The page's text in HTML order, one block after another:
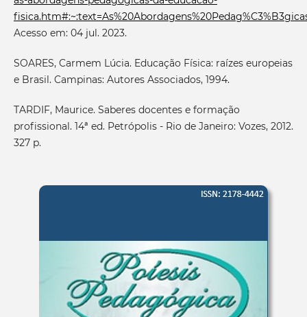
Acesso em: 04 jul. 2023.
SOARES, Carmem Lúcia. Educação Física: raízes europeias
e Brasil. Campinas: Autores Associados, 1994.
TARDIF, Maurice. Saberes docentes e formação
profissional. 14ª ed. Petrópolis - Rio de Janeiro: Vozes, 2012.
327 p.